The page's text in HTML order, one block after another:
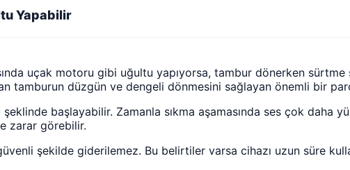
Yapabilir
uçak motoru gibi uğultu yapıyorsa, tambur dönerken
tamburun düzgün ve dengeli dönmesini sağlayan önemli bir
başlayabilir. Zamanla sıkma aşamasında ses çok daha
zarar görebilir.
güvenli şekilde giderilemez. Bu belirtiler varsa cihazı uzun süre